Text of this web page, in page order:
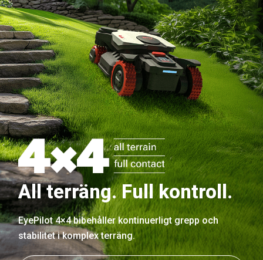
All terräng. Full kontroll.
EyePilot 4×4 bibehåller kontinuerligt grepp och
stabilitet i komplex terräng.